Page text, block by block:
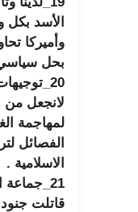
الأسد
وأميركا
بحل
لانجعل
لمهاجمة
الفصائل
الاسلامية .
قاتلت